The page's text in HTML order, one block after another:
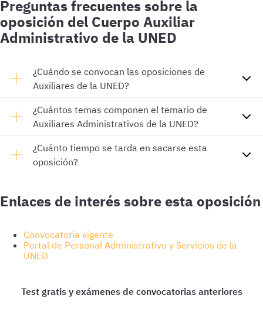
Preguntas frecuentes sobre la
oposición del Cuerpo Auxiliar
Administrativo de la UNED
¿Cuándo se convocan las oposiciones de
Auxiliares de la UNED?
¿Cuántos temas componen el temario de
Auxiliares Administrativos de la UNED?
¿Cuánto tiempo se tarda en sacarse esta
oposición?
Enlaces de interés sobre esta oposición
Convocatoria vigente
Portal de Personal Administrativo y Servicios de la
UNED